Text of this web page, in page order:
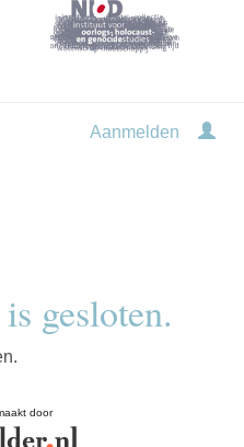
Aanmelden
gesloten.
door